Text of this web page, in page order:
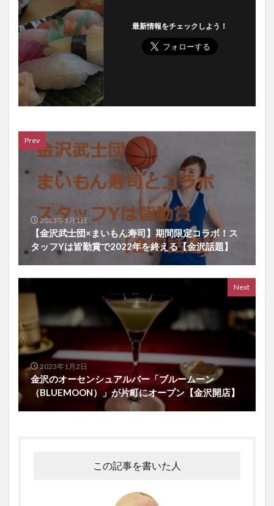
最新情報をチェックしよう！
Prev
2023年1月1日
【金沢武士団×まいもん寿司】期間限定コラボ！ス
タッフYは皆勤賞で2022年を終える【金沢話題】
Next
2023年1月2日
金沢のオーセンシュアルバー「ブルームーン
（BLUEMOON）」が片町にオープン【金沢開店】
この記事を書いた人